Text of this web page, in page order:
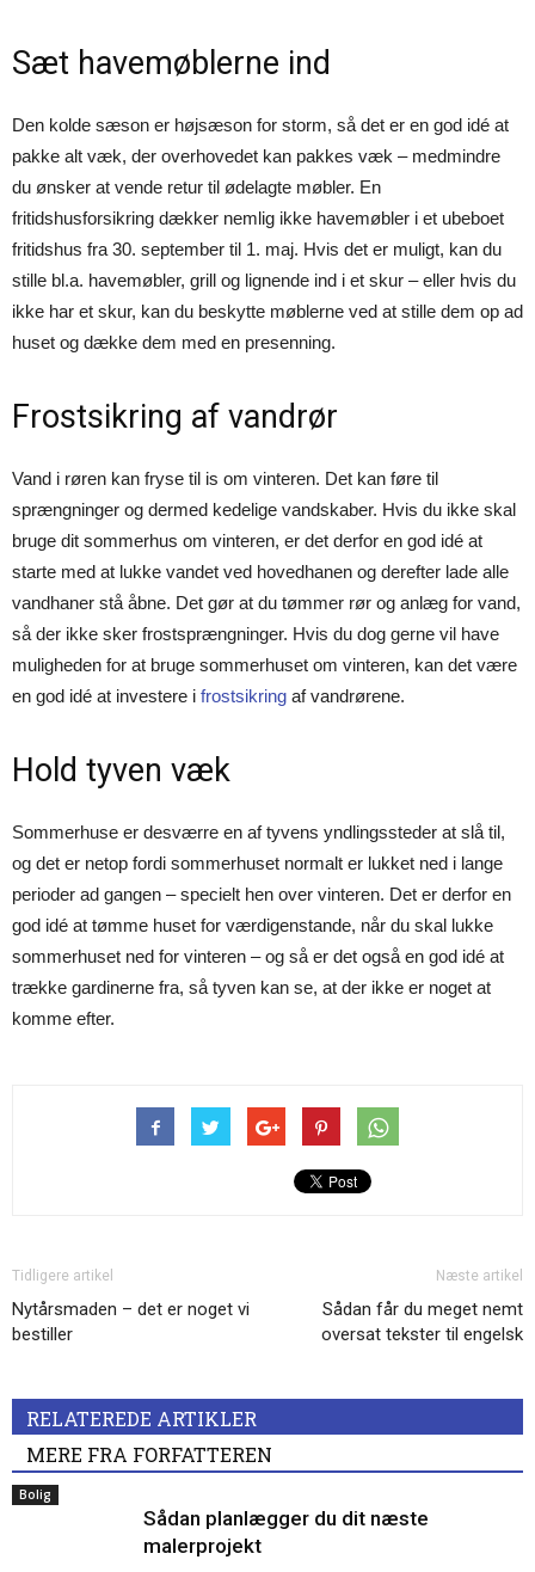
Sæt havemøblerne ind
Den kolde sæson er højsæson for storm, så det er en god idé at
pakke alt væk, der overhovedet kan pakkes væk – medmindre
du ønsker at vende retur til ødelagte møbler. En
fritidshusforsikring dækker nemlig ikke havemøbler i et ubeboet
fritidshus fra 30. september til 1. maj. Hvis det er muligt, kan du
stille bl.a. havemøbler, grill og lignende ind i et skur – eller hvis du
ikke har et skur, kan du beskytte møblerne ved at stille dem op ad
huset og dække dem med en presenning.
Frostsikring af vandrør
Vand i røren kan fryse til is om vinteren. Det kan føre til
sprængninger og dermed kedelige vandskaber. Hvis du ikke skal
bruge dit sommerhus om vinteren, er det derfor en god idé at
starte med at lukke vandet ved hovedhanen og derefter lade alle
vandhaner stå åbne. Det gør at du tømmer rør og anlæg for vand,
så der ikke sker frostsprængninger. Hvis du dog gerne vil have
muligheden for at bruge sommerhuset om vinteren, kan det være
en god idé at investere i frostsikring af vandrørene.
Hold tyven væk
Sommerhuse er desværre en af tyvens yndlingssteder at slå til,
og det er netop fordi sommerhuset normalt er lukket ned i lange
perioder ad gangen – specielt hen over vinteren. Det er derfor en
god idé at tømme huset for værdigenstande, når du skal lukke
sommerhuset ned for vinteren – og så er det også en god idé at
trække gardinerne fra, så tyven kan se, at der ikke er noget at
komme efter.
Tidligere artikel
Nytårsmaden – det er noget vi
bestiller
Næste artikel
Sådan får du meget nemt
oversat tekster til engelsk
RELATEREDE ARTIKLER
MERE FRA FORFATTEREN
Bolig
Sådan planlægger du dit næste
malerprojekt